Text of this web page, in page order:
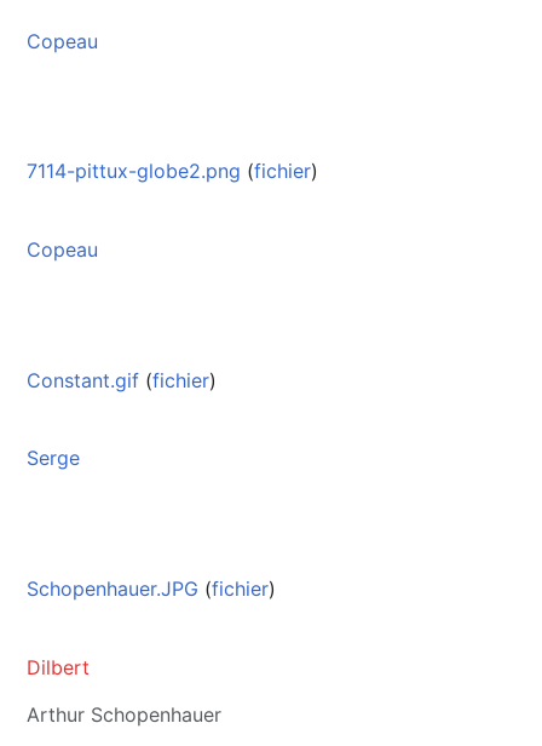
Copeau
7114-pittux-globe2.png (fichier)
Copeau
Constant.gif (fichier)
Serge
Schopenhauer.JPG (fichier)
Dilbert
Arthur Schopenhauer